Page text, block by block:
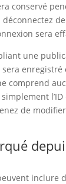
conservé
déconnectez
sera
une
enregistré
comprend
l’ID
de
inclure